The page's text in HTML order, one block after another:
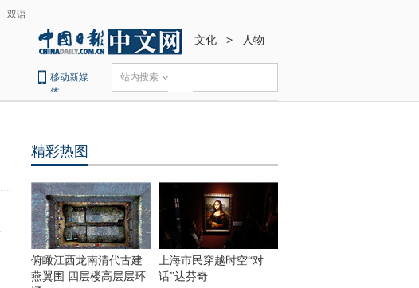
双语
文化 > 人物
移动新媒
体
站内搜索
精彩热图
俯瞰江西龙南清代古建
燕翼围 四层楼高层层环
上海市民穿越时空“对
话”达芬奇